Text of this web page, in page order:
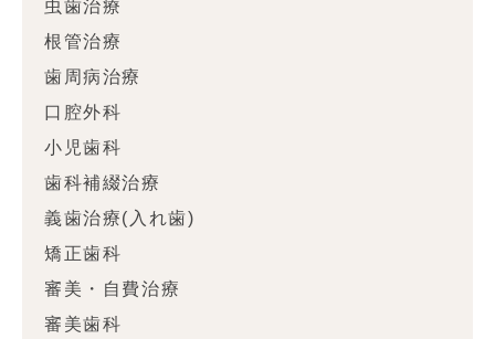
虫歯治療
根管治療
歯周病治療
口腔外科
小児歯科
歯科補綴治療
義歯治療(入れ歯)
矯正歯科
審美・自費治療
審美歯科